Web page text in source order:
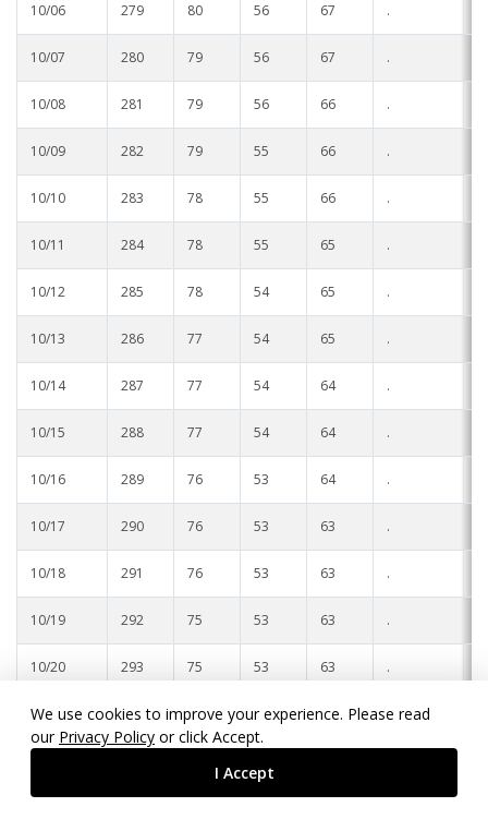
We use cookies to improve your experience. Please read
our Privacy Policy or click Accept.
I Accept
10/06 279 80 56 67 .
10/07 280 79 56 67 .
10/08 281 79 56 66 .
10/09 282 79 55 66 .
10/10 283 78 55 66 .
10/11 284 78 55 65 .
10/12 285 78 54 65 .
10/13 286 77 54 65 .
10/14 287 77 54 64 .
10/15 288 77 54 64 .
10/16 289 76 53 64 .
10/17 290 76 53 63 .
10/18 291 76 53 63 .
10/19 292 75 53 63 .
10/20 293 75 53 63 .
10/21 294 75 53 62 .